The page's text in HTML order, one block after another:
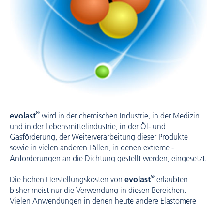
evolast® wird in der chemischen Industrie, in der Medizin
und in der Lebensmittel­industrie, in der Öl- und
Gasförderung, der Weiterverarbeitung dieser Produkte
sowie in vielen ­anderen Fällen, in denen extreme ­
Anforderungen an die Dichtung gestellt ­werden, ­eingesetzt.
Die hohen Herstellungskosten von evolast® erlaubten
bisher meist nur die ­Verwendung in diesen Bereichen.
Vielen Anwendungen in denen heute andere Elastomere